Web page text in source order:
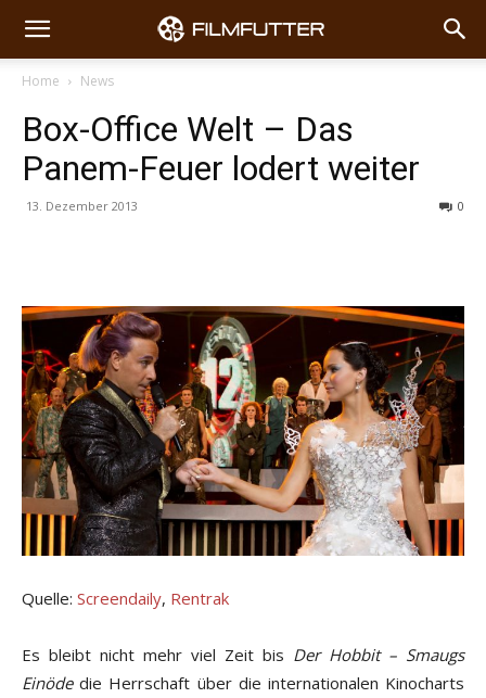
Home News
Box-Office Welt – Das
Panem-Feuer lodert weiter
13. Dezember 2013 0
Quelle: Screendaily, Rentrak
Es bleibt nicht mehr viel Zeit bis Der Hobbit – Smaugs
Einödedie Herrschaft über die internationalen Kinocharts